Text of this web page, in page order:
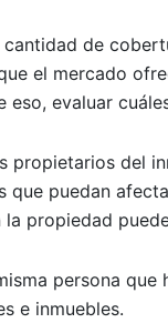
de
el mercado
eso, evaluar
propietarios del
que puedan
la propiedad
persona
e inmuebles.